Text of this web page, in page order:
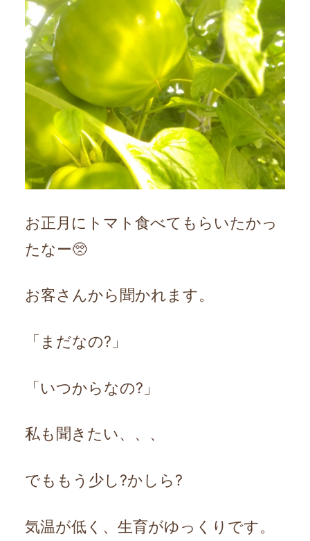
お正月にトマト食べてもらいたかっ
たなー🥺
お客さんから聞かれます。
「まだなの?」
「いつからなの?」
私も聞きたい、、、
でももう少し?かしら?
気温が低く、生育がゆっくりです。